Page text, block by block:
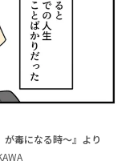
毒になる時～』より